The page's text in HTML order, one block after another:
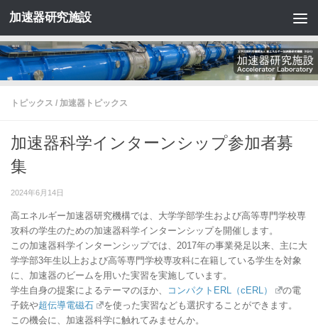
コンテンツへスキップ
加速器研究施設
トピックス / 加速器トピックス
加速器科学インターンシップ参加者募
集
2024年6月14日
高エネルギー加速器研究機構では、大学学部学生および高等専門学校専
攻科の学生のための加速器科学インターンシップを開催します。
この加速器科学インターンシップでは、2017年の事業発足以来、主に大
学学部3年生以上および高等専門学校専攻科に在籍している学生を対象
に、加速器のビームを用いた実習を実施しています。
学生自身の提案によるテーマのほか、
コンパクトERL（cERL）
の電
子銃や超伝導電磁石
を使った実習なども選択することができます。
この機会に、加速器科学に触れてみませんか。